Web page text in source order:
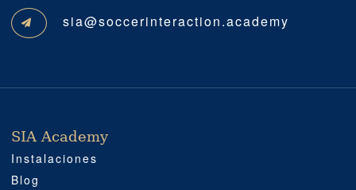
sia@soccerinteraction.academy
SIA ACADEMY
IMPORTANTE
PROFESIONAL
SOCIAL MEDIA
UBICACIÓN
SIA Academy
Instalaciones
Blog